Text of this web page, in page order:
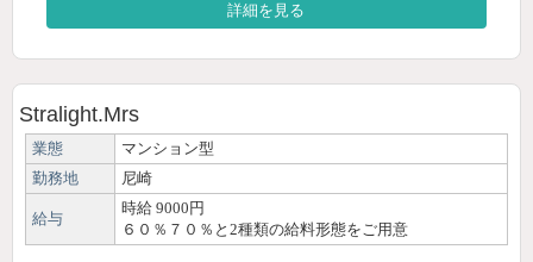
詳細を見る
Stralight.Mrs
業態
マンション型
勤務地
尼崎
給与
時給 9000円
６０％７０％と2種類の給料形態をご用意